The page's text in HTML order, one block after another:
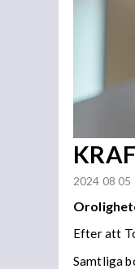
2024 08 05
Efter att
Samtliga